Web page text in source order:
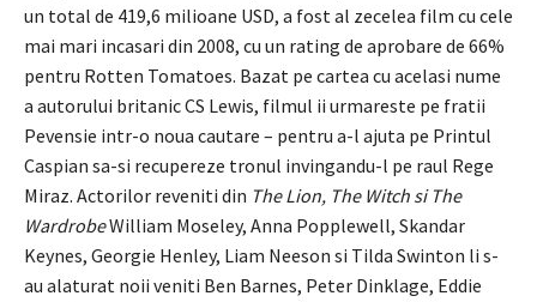
un total de 419,6 milioane USD, a fost al zecelea film cu cele
mai mari incasari din 2008, cu un rating de aprobare de 66%
pentru Rotten Tomatoes. Bazat pe cartea cu acelasi nume
a autorului britanic CS Lewis, filmul ii urmareste pe fratii
Pevensie intr-o noua cautare – pentru a-l ajuta pe Printul
Caspian sa-si recupereze tronul invingandu-l pe raul Rege
Miraz. Actorilor reveniti din The Lion, The Witch si The
WardrobeWilliam Moseley, Anna Popplewell, Skandar
Keynes, Georgie Henley, Liam Neeson si Tilda Swinton li s-
au alaturat noii veniti Ben Barnes, Peter Dinklage, Eddie